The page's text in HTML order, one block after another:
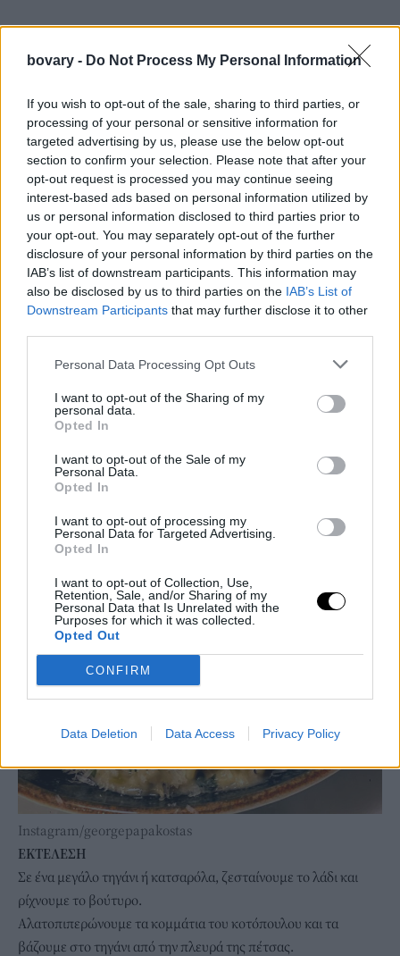
bovary - Do Not Process My Personal Information
If you wish to opt-out of the sale, sharing to third parties, or
processing of your personal or sensitive information for
targeted advertising by us, please use the below opt-out
section to confirm your selection. Please note that after your
opt-out request is processed you may continue seeing
interest-based ads based on personal information utilized by
us or personal information disclosed to third parties prior to
your opt-out. You may separately opt-out of the further
disclosure of your personal information by third parties on the
IAB’s list of downstream participants. This information may
also be disclosed by us to third parties on the IAB’s List of
Downstream Participants that may further disclose it to other
Personal Data Processing Opt Outs
I want to opt-out of the Sharing of my
personal data.
Opted In
I want to opt-out of the Sale of my
Personal Data.
Opted In
I want to opt-out of processing my
Personal Data for Targeted Advertising.
Opted In
I want to opt-out of Collection, Use,
Retention, Sale, and/or Sharing of my
Personal Data that Is Unrelated with the
Purposes for which it was collected.
Opted Out
CONFIRM
Data Deletion Data Access Privacy Policy
Instagram/georgepapakostas
ΕΚΤΕΛΕΣΗ
Σε ένα μεγάλο τηγάνι ή κατσαρόλα, ζεσταίνουμε το λάδι και
ρίχνουμε το βούτυρο.
Αλατοπιπερώνουμε τα κομμάτια του κοτόπουλου και τα
βάζουμε στο τηγάνι από την πλευρά της πέτσας.